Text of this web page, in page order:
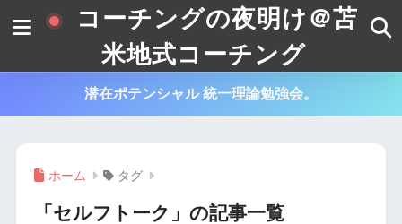
コーチングの夜明け＠苫
米地式コーチング
潜在ポテンシャル 統一理論勉強会。
ホーム タグ
「セルフトーク」の記事一覧